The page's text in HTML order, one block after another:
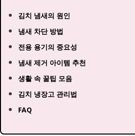
김치 냄새의 원인
냄새 차단 방법
전용 용기의 중요성
냄새 제거 아이템 추천
생활 속 꿀팁 모음
김치 냉장고 관리법
FAQ